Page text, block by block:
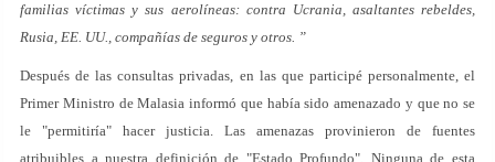
familias víctimas y sus aerolíneas: contra Ucrania, asaltantes rebeldes,
Rusia, EE. UU., compañías de seguros y otros. ”
Después de las consultas privadas, en las que participé personalmente, el
Primer Ministro de Malasia informó que había sido amenazado y que no se
le "permitiría" hacer justicia. Las amenazas provinieron de fuentes
atribuibles a nuestra definición de "Estado Profundo". Ninguna de esta